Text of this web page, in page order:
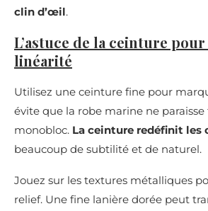
clin d’œil.
L’astuce de la ceinture
linéarité
Utilisez une ceinture fine pour
évite que la robe marine ne
monobloc. La ceinture redéfinit les
beaucoup de subtilité et de naturel.
Jouez sur les textures métalliques
relief. Une fine lanière dorée peut